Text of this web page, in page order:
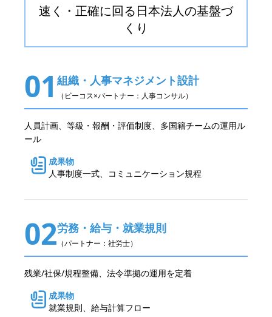
速く・正確に回る日本法人の基盤づ
くり
01 組織・人事マネジメント設計
（ビーコス×パートナー：人事コンサル）
人員計画、等級・報酬・評価制度、多国籍チームの運用ル
ール
成果物
人事制度一式、コミュニケーション規程
02労務・給与・就業規則
（パートナー：社労士）
残業/社保/規程整備、法令準拠の運用を定着
成果物
就業規則、給与計算フロー